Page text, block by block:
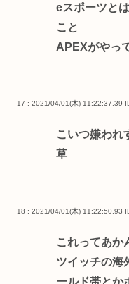
eスポーツと
こと
APEXがやっ
17 : 2021/04/01(木) 11:22:37.39
こいつ嫌われ
草
18 : 2021/04/01(木) 11:22:50.93
これってあか
ツイッチの海